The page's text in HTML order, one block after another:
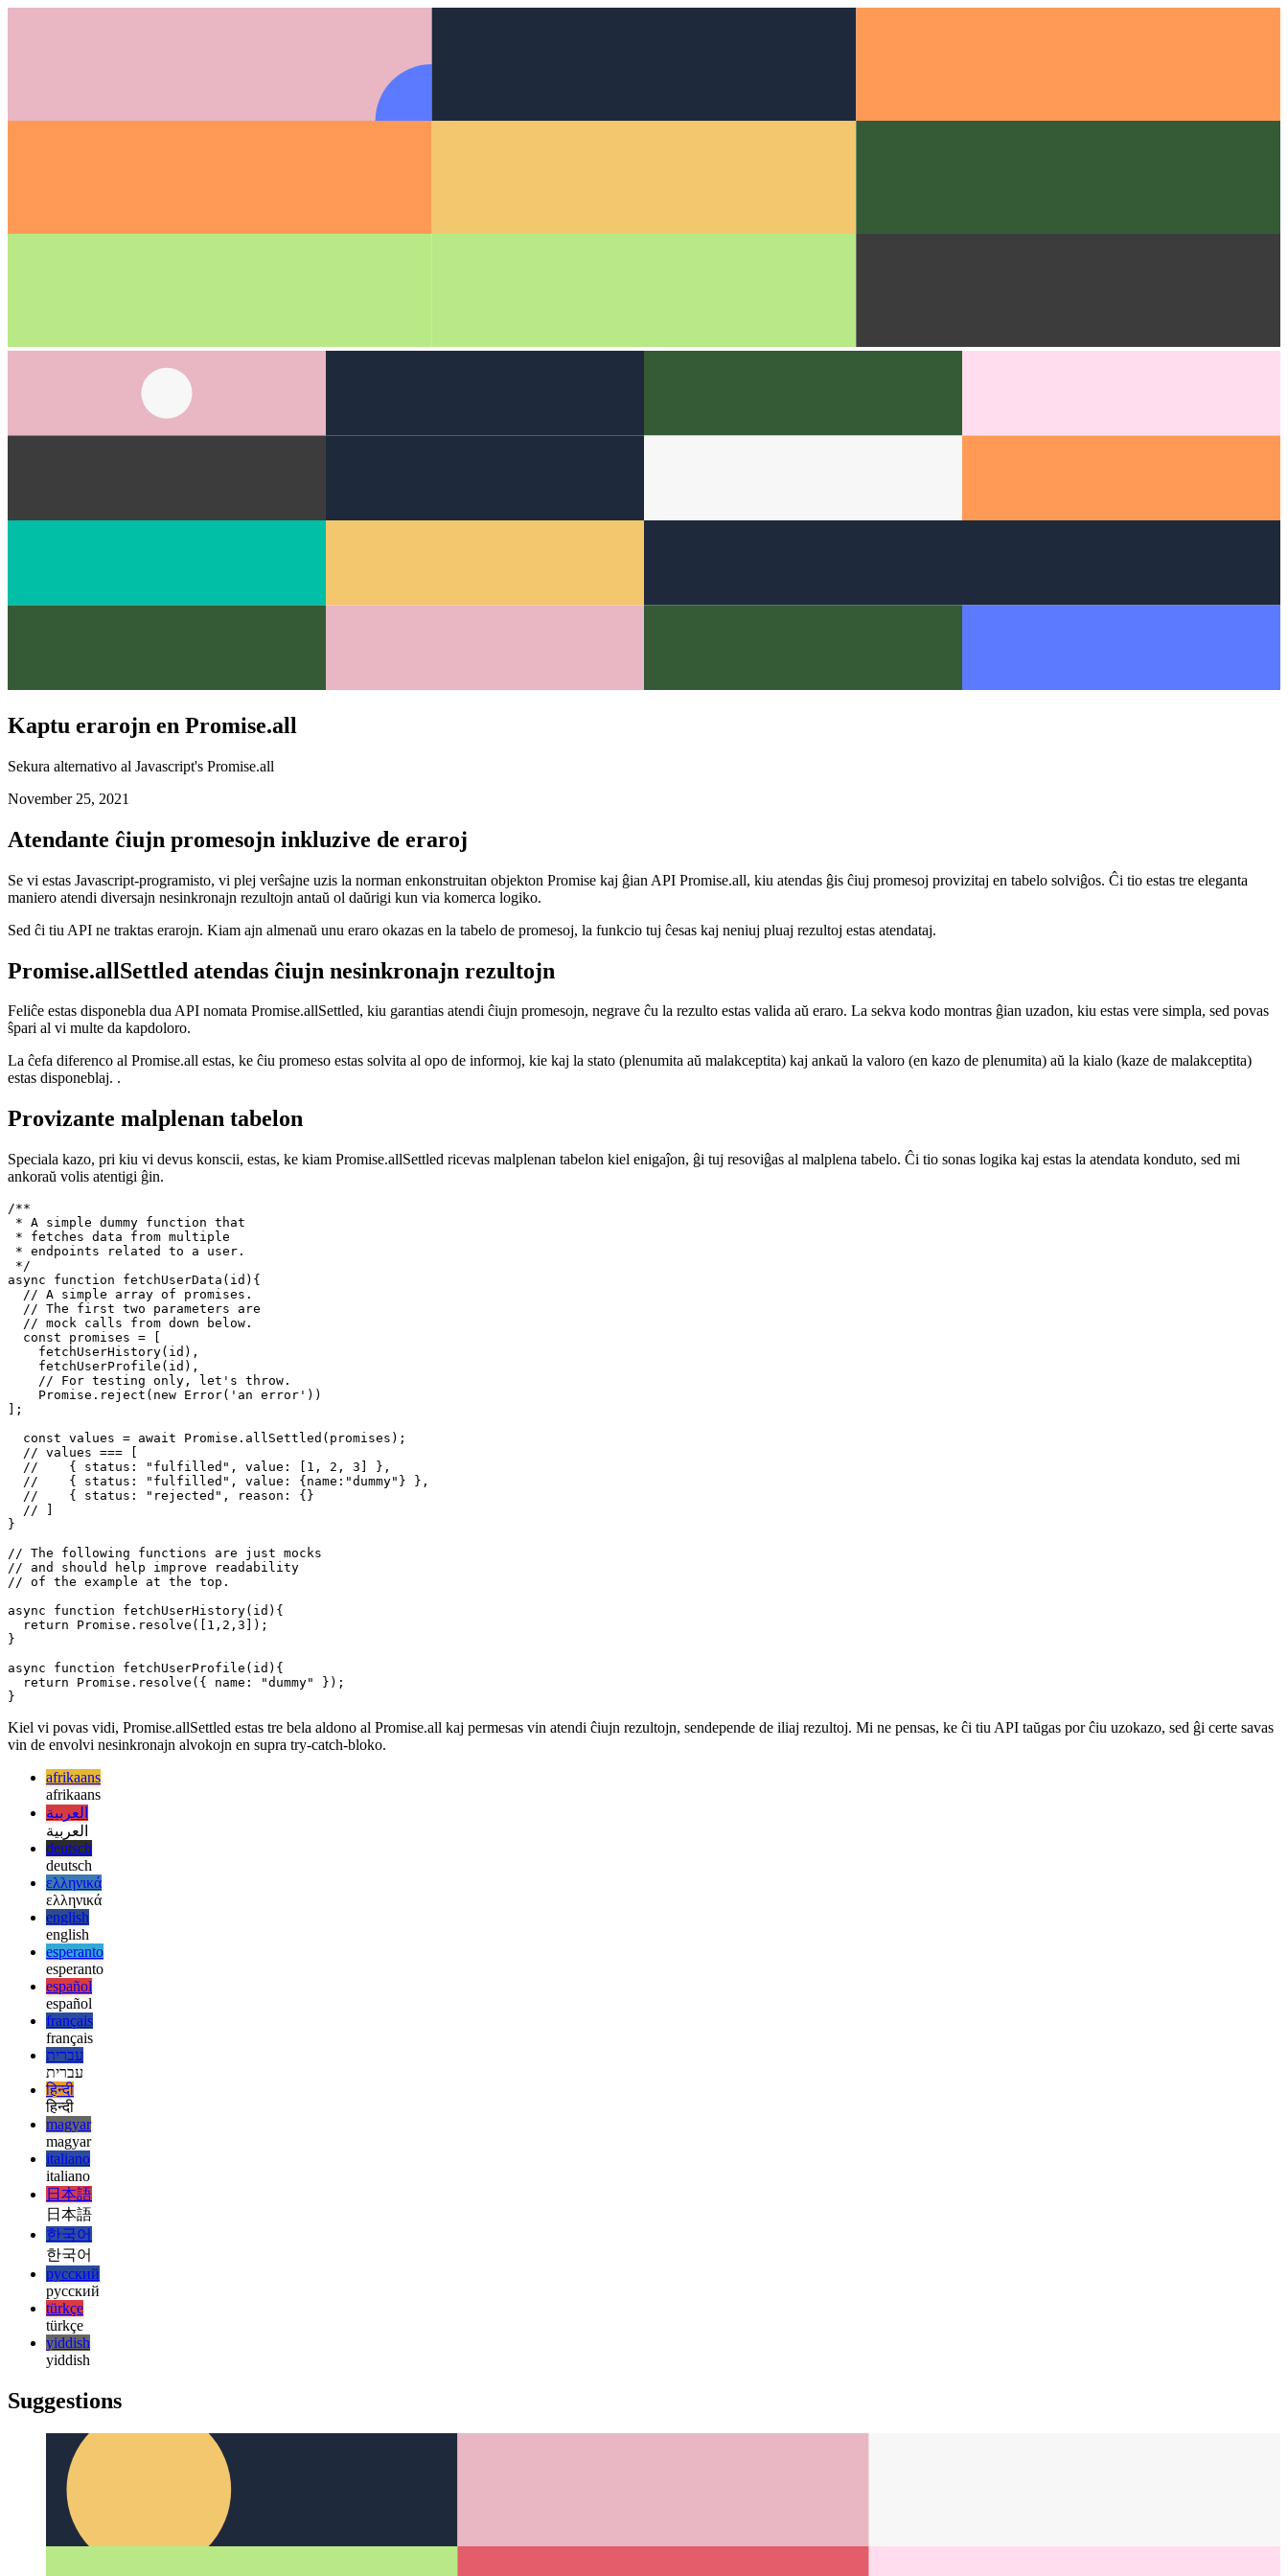
Kaptu erarojn en Promise.all
Sekura alternativo al Javascript's Promise.all
November 25, 2021
Atendante ĉiujn promesojn inkluzive de eraroj
maniero atendi diversajn nesinkronajn rezultojn antaŭ ol daŭrigi kun via komerca logiko.
Sed ĉi tiu API ne traktas erarojn. Kiam ajn almenaŭ unu eraro okazas en la tabelo de promesoj, la funkcio tuj ĉesas kaj neniuj pluaj rezultoj estas atendataj.
Promise.allSettled atendas ĉiujn nesinkronajn rezultojn
ŝpari al vi multe da kapdoloro.
estas disponeblaj. .
Provizante malplenan tabelon
ankoraŭ volis atentigi ĝin.
/**
* A simple dummy function that
* fetches data from multiple
* endpoints related to a user.
*/
async function fetchUserData(id){
  // A simple array of promises.
  // The first two parameters are
  // mock calls from down below.
  const promises = [
    fetchUserHistory(id),
    fetchUserProfile(id),
    // For testing only, let's throw.
    Promise.reject(new Error('an error'))
  const values = await Promise.allSettled(promises);
  // values === [
  //    { status: "fulfilled", value: [1, 2, 3] },
  //    { status: "fulfilled", value: {name:"dummy"} },
  //    { status: "rejected", reason: {}
  // ]
}
// The following functions are just mocks
// and should help improve readability
// of the example at the top.
async function fetchUserHistory(id){
  return Promise.resolve([1,2,3]);
async function fetchUserProfile(id){
  return Promise.resolve({ name: "dummy" });
Kiel vi povas vidi, Promise.allSettled estas tre bela aldono al Promise.all kaj permesas vin atendi ĉiujn rezultojn, sendepende de iliaj rezultoj. Mi ne pensas, ke ĉi tiu API taŭgas por ĉiu uzokazo, sed ĝi certe savas
vin de envolvi nesinkronajn alvokojn en supra try-catch-bloko.
afrikaans
afrikaans
العربية
العربية
deutsch
deutsch
ελληνικά
ελληνικά
english
english
esperanto
esperanto
español
español
français
français
עברית
עברית
हिन्दी
हिन्दी
magyar
magyar
italiano
italiano
日本語
日本語
한국어
한국어
русский
русский
türkçe
türkçe
yiddish
Suggestions